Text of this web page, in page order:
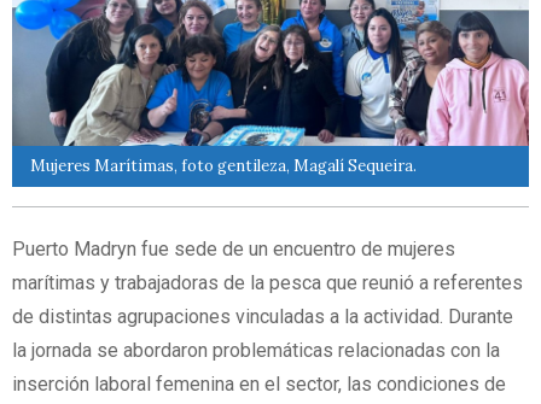
Mujeres Marítimas, foto gentileza, Magalí Sequeira.
Puerto Madryn fue sede de un encuentro de mujeres
marítimas y trabajadoras de la pesca que reunió a referentes
de distintas agrupaciones vinculadas a la actividad. Durante
la jornada se abordaron problemáticas relacionadas con la
inserción laboral femenina en el sector, las condiciones de